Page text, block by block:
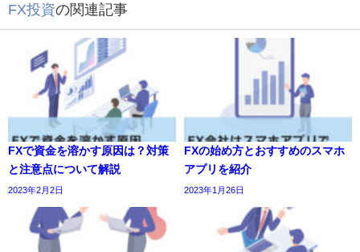
FX投資の関連記事
FXで資金を溶かす原因は？対策
と注意点について解説
2023年2月2日
FXの始め方とおすすめのスマホ
アプリを紹介
2023年1月26日